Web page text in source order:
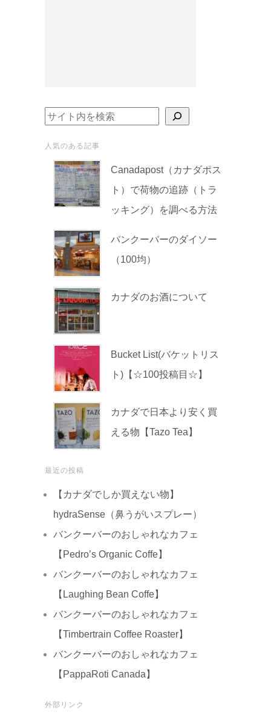
検索
人気のある記事
Canadapost（カナダポス
ト）で荷物の追跡（トラ
ッキング）を調べる方法
バンクーバーのダイソー
（100均）
カナダのお酒について
Bucket List(バケットリス
ト)【☆100投稿目☆】
カナダで日本より安く買
える物【Tazo Tea】
最近の投稿
【カナダでしか買えない物】
hydraSense（鼻うがいスプレー）
バンクーバーのおしゃれなカフェ
【Pedro’s Organic Coffe】
バンクーバーのおしゃれなカフェ
【Laughing Bean Coffe】
バンクーバーのおしゃれなカフェ
【Timbertrain Coffee Roaster】
バンクーバーのおしゃれなカフェ
【PappaRoti Canada】
外部リンク